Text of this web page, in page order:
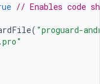
// Enables code
( "proguard-